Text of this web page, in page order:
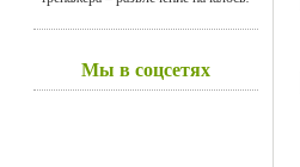
Мы в соцсетях